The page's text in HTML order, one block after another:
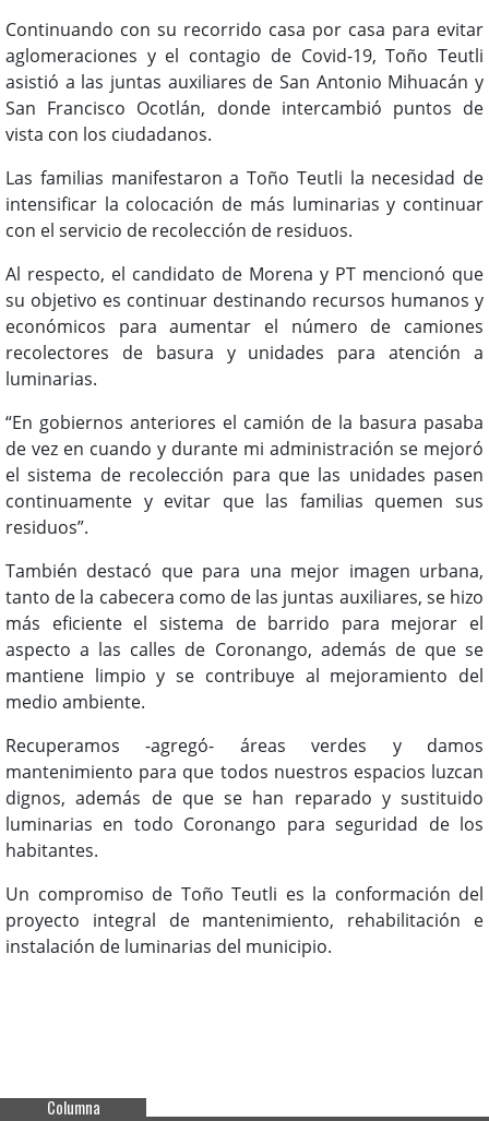
Continuando con su recorrido casa por casa para evitar
aglomeraciones y el contagio de Covid-19, Toño Teutli
asistió a las juntas auxiliares de San Antonio Mihuacán y
San Francisco Ocotlán, donde intercambió puntos de
vista con los ciudadanos.
Las familias manifestaron a Toño Teutli la necesidad de
intensificar la colocación de más luminarias y continuar
con el servicio de recolección de residuos.
Al respecto, el candidato de Morena y PT mencionó que
su objetivo es continuar destinando recursos humanos y
económicos para aumentar el número de camiones
recolectores de basura y unidades para atención a
luminarias.
“En gobiernos anteriores el camión de la basura pasaba
de vez en cuando y durante mi administración se mejoró
el sistema de recolección para que las unidades pasen
continuamente y evitar que las familias quemen sus
residuos”.
También destacó que para una mejor imagen urbana,
tanto de la cabecera como de las juntas auxiliares, se hizo
más eficiente el sistema de barrido para mejorar el
aspecto a las calles de Coronango, además de que se
mantiene limpio y se contribuye al mejoramiento del
medio ambiente.
Recuperamos -agregó- áreas verdes y damos
mantenimiento para que todos nuestros espacios luzcan
dignos, además de que se han reparado y sustituido
luminarias en todo Coronango para seguridad de los
habitantes.
Un compromiso de Toño Teutli es la conformación del
proyecto integral de mantenimiento, rehabilitación e
instalación de luminarias del municipio.
Columna